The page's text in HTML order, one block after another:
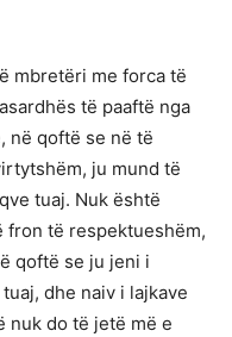
mbretëri me forca të
të paaftë nga
në qoftë se në të
ju mund të
tuaj. Nuk është
fron të respektueshëm,
qoftë se ju jeni i
dhe naiv i lajkave
nuk do të jetë më e